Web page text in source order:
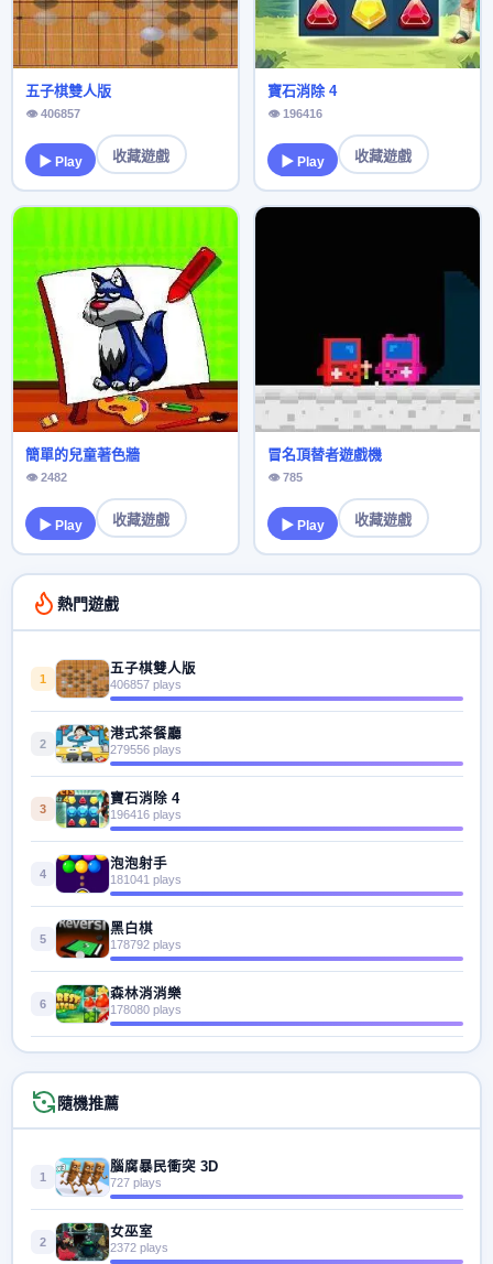
五子棋雙人版
👁 406857
▶ Play 收藏遊戲
寶石消除 4
👁 196416
▶ Play 收藏遊戲
簡單的兒童著色牆
👁 2482
▶ Play 收藏遊戲
冒名頂替者遊戲機
👁 785
▶ Play 收藏遊戲
熱門遊戲
1
五子棋雙人版
406857 plays
2
港式茶餐廳
279556 plays
3
寶石消除 4
196416 plays
4
泡泡射手
181041 plays
5
黑白棋
178792 plays
6
森林消消樂
178080 plays
隨機推薦
1
腦腐暴民衝突 3D
727 plays
2
女巫室
2372 plays